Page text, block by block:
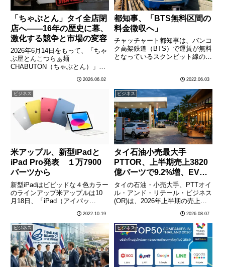
「ちゃぶとん」タイ全店閉
店へ――16年の歴史に幕、
激化する競争と市場の変容
2026年6月14日をもって、「ちゃ
ぶ屋とんこつらぁ麺
CHABUTON（ちゃぶとん）」が
バンコクに根ざして16年余り、
在住日本人とタイ人の双方から愛
されてきたこのラーメンブランド
の撤退は、タイの日本食市場にお
け………
2026.06.02
都知事、「BTS無料区間の
料金徴収へ」
チャッチャート都知事は、バンコ
ク高架鉄道（BTS）で運賃が無料
となっているスクンビット線の延
のベーリング駅～ケーハ駅（計
16駅）とモーチット駅～クーコ
ット駅（計9駅）の2区間。運
賃………
2022.06.03
ビジネス
米アップル、新型iPadと
iPad Pro発表 １万7900
バーツから
新型iPadはビビッドな４色カラー
のラインアップ米アップルは10
月18日、「iPad（アイパッ
イパッドプロ）」の新製品を発表
した。アップルのタイ国内向け公
式サイトによると、新発売される
「iPad」はブル………
2022.10.19
ビジネス
タイ石油小売最大手
PTTOR、上半期売上3820
億バーツで9.2%増、EVと
ライフスタイル事業に投資
加速
タイの石油・小売大手、PTTオイ
ル・アンド・リテール・ビジネス
(OR)は、2026年上半期の売上高
期比9.2%増となったことを明ら
かにした。ガソリンスタンド事業
を中核としながら、電気自動車
(EV)関連やカフェ………
2026.08.07
ビジネス ビジネス